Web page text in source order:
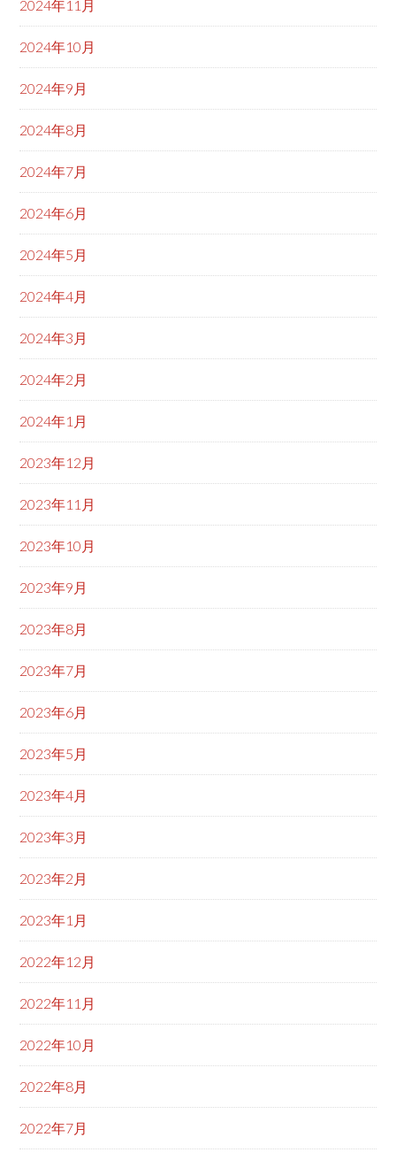
2024年11月
2024年10月
2024年9月
2024年8月
2024年7月
2024年6月
2024年5月
2024年4月
2024年3月
2024年2月
2024年1月
2023年12月
2023年11月
2023年10月
2023年9月
2023年8月
2023年7月
2023年6月
2023年5月
2023年4月
2023年3月
2023年2月
2023年1月
2022年12月
2022年11月
2022年10月
2022年8月
2022年7月